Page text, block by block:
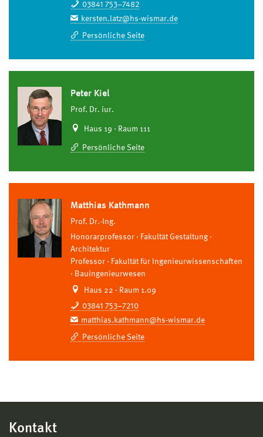
03841 753–7482
kersten.latz@hs-wismar.de
Persönliche Seite
Peter Kiel
Prof. Dr. iur.
Haus 19 · Raum 111
Persönliche Seite
Matthias Kathmann
Prof. Dr.-Ing.
Honorarprofessor
Fakultät Gestaltung
Architektur
Professor
Fakultät für Ingenieurwissenschaften
Bauingenieurwesen
Haus 22 · Raum 1.09
03841 753–7210
matthias.kathmann@hs-wismar.de
Persönliche Seite
Kontakt